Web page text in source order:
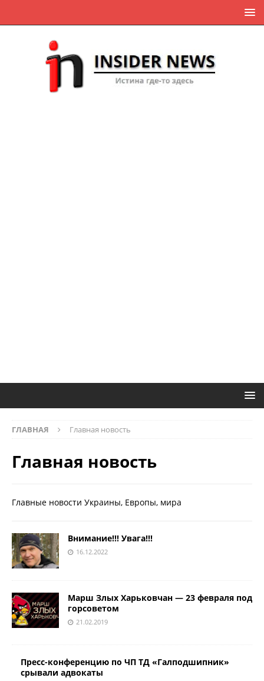
ГЛАВНАЯ Главная новость
Главная новость
Главные новости Украины, Европы, мира
Внимание!!! Увага!!!
16.12.2022
Марш Злых Харьковчан — 23 февраля под
горсоветом
21.02.2019
Пресс-конференцию по ЧП ТД «Галподшипник»
срывали адвокаты